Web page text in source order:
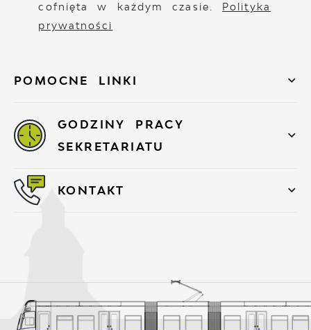
POMOCNE LINKI
cofnięta w każdym czasie. Polityka
prywatności
GODZINY PRACY
SEKRETARIATU
KONTAKT